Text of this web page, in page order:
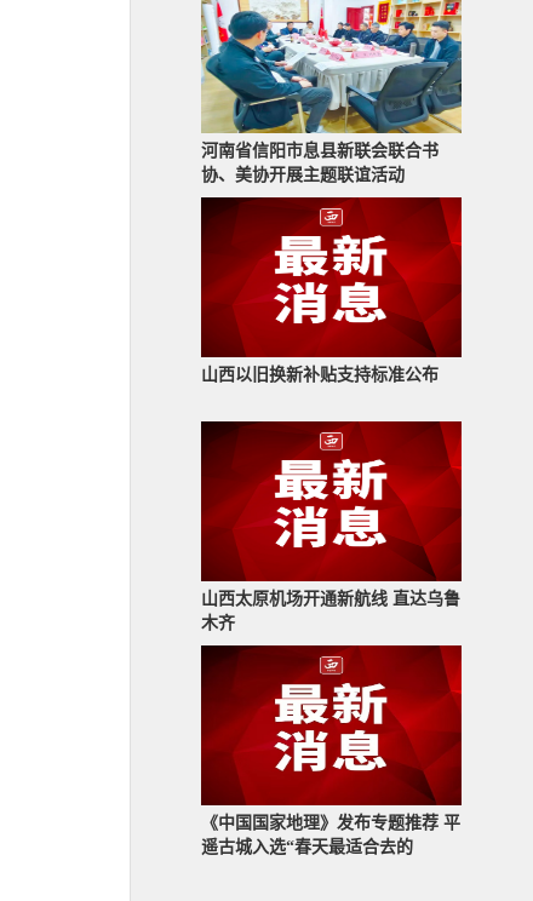
河南省信阳市息县新联会联合书
协、美协开展主题联谊活动
山西以旧换新补贴支持标准公布
山西太原机场开通新航线 直达乌鲁
木齐
《中国国家地理》发布专题推荐 平
遥古城入选“春天最适合去的